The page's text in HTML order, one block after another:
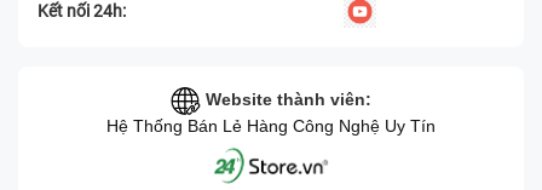
Kết nối 24h:
Website thành viên:
Hệ Thống Bán Lẻ Hàng Công Nghệ Uy Tín